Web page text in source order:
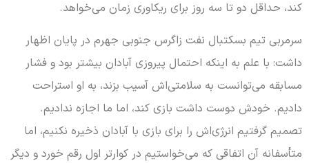
کند، حداقل دو تا سه روز برای ریکاوری زمان می‌خواهد.
سرمربی تیم بسکتبال نفت زاگرس جنوبی جهرم در پایان اظهار
داشت: با علم به اینکه احتمال پیروزی آبادان بیشتر بود و فشار
مسابقه می‌توانست به سلامتی‌اش آسیب بزند، به او استراحت
دادیم. خودش دوست داشت بازی کند، اما ما اجازه ندادیم.
تصمیم گرفتیم انرژی‌اش را برای بازی با آبادان ذخیره نکنیم، اما
متأسفانه آن اتفاقی که می‌خواستیم در کوارتر اول رقم خورد و دیگر